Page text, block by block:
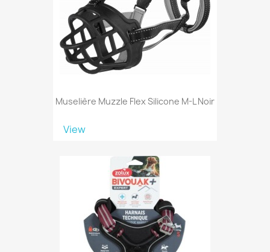
Muselière Muzzle Flex Silicone M-L Noir
View